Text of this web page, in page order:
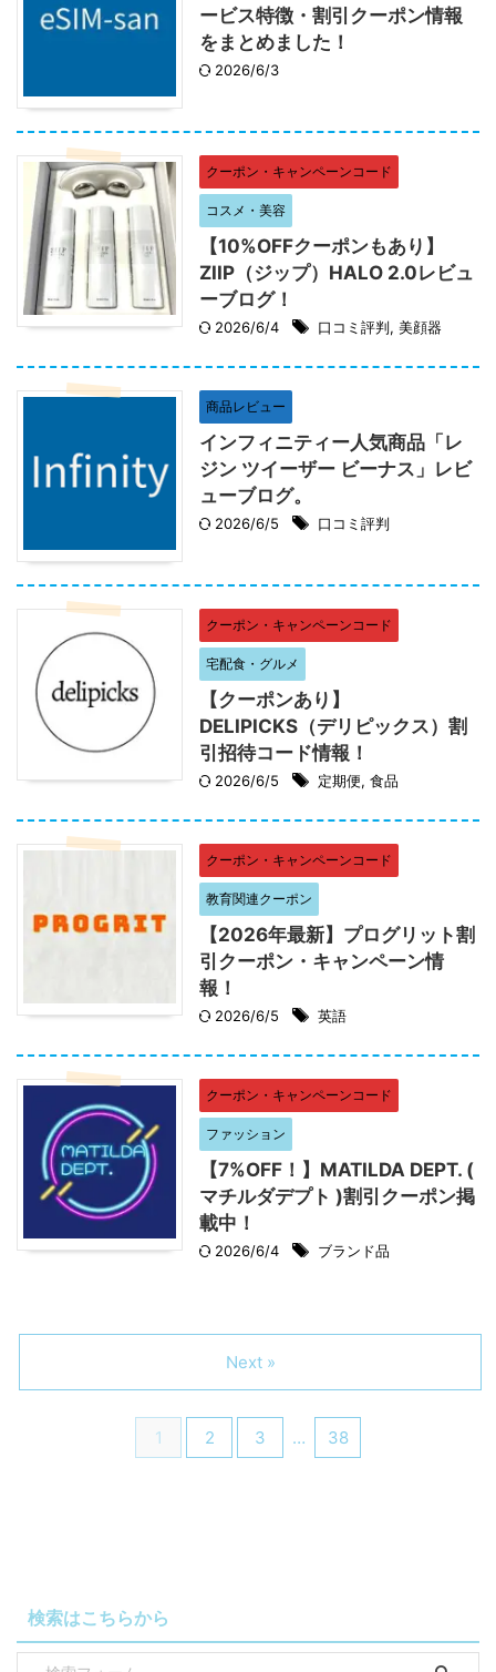
ービス特徴・割引クーポン情報
をまとめました！
2026/6/3
クーポン・キャンペーンコード
コスメ・美容
【10%OFFクーポンもあり】
ZIIP（ジップ）HALO 2.0レビュ
ーブログ！
2026/6/4 口コミ評判, 美顔器
商品レビュー
インフィニティー人気商品「レ
ジン ツイーザー ビーナス」レビ
ューブログ。
2026/6/5 口コミ評判
クーポン・キャンペーンコード
宅配食・グルメ
【クーポンあり】
DELIPICKS（デリピックス）割
引招待コード情報！
2026/6/5 定期便, 食品
クーポン・キャンペーンコード
教育関連クーポン
【2026年最新】プログリット割
引クーポン・キャンペーン情
報！
2026/6/5 英語
クーポン・キャンペーンコード
ファッション
【7%OFF！】MATILDA DEPT. (
マチルダデプト )割引クーポン掲
載中！
2026/6/4 ブランド品
1 2 3 … 38
Next »
検索はこちらから